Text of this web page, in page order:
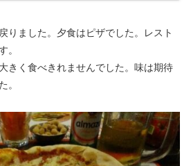
りました。夕食はピザでした。レスト
。
きく食べきれませんでした。味は期待
。